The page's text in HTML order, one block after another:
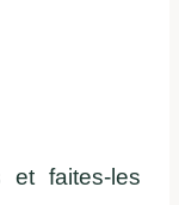
et faites-les